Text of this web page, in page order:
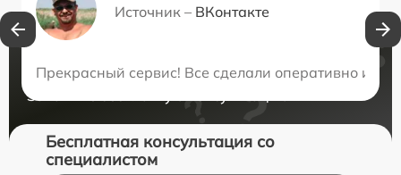
Источник – ВКонтакте
Прекрасный сервис! Все сделали оперативно и
Нужна консультация?
Закажите бесплатную консультацию
Бесплатная консультация со
специалистом